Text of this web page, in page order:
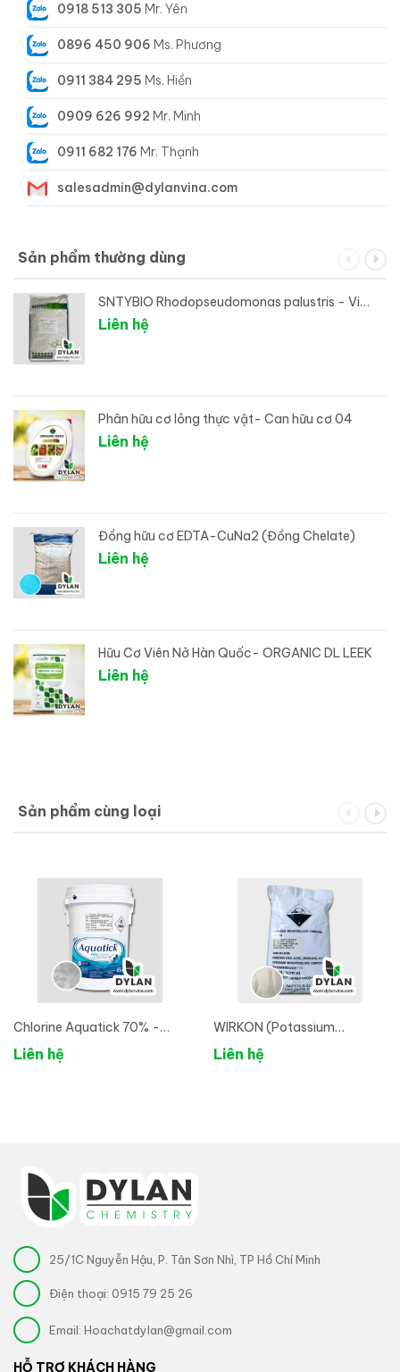
0918 513 305 Mr. Yên
0896 450 906 Ms. Phương
0911 384 295 Ms. Hiền
0909 626 992 Mr. Minh
0911 682 176 Mr. Thạnh
salesadmin@dylanvina.com
Sản phẩm thường dùng
SNTYBIO Rhodopseudomonas palustris - Vi
sinh xử lý đáy ao
Liên hệ
Phân hữu cơ lỏng thực vật- Can hữu cơ 04
Liên hệ
Đồng hữu cơ EDTA-CuNa2 (Đồng Chelate)
Liên hệ
Hữu Cơ Viên Nở Hàn Quốc- ORGANIC DL LEEK
Liên hệ
Sản phẩm cùng loại
Chlorine Aquatick 70% -
Chlorine Ấn Độ
Liên hệ
WIRKON (Potassium
Monopersulfate 80%)-
Liên hệ
25/1C Nguyễn Hậu, P. Tân Sơn Nhì, TP Hồ Chí Minh
Điện thoại: 0915 79 25 26
Email: Hoachatdylan@gmail.com
HỖ TRỢ KHÁCH HÀNG